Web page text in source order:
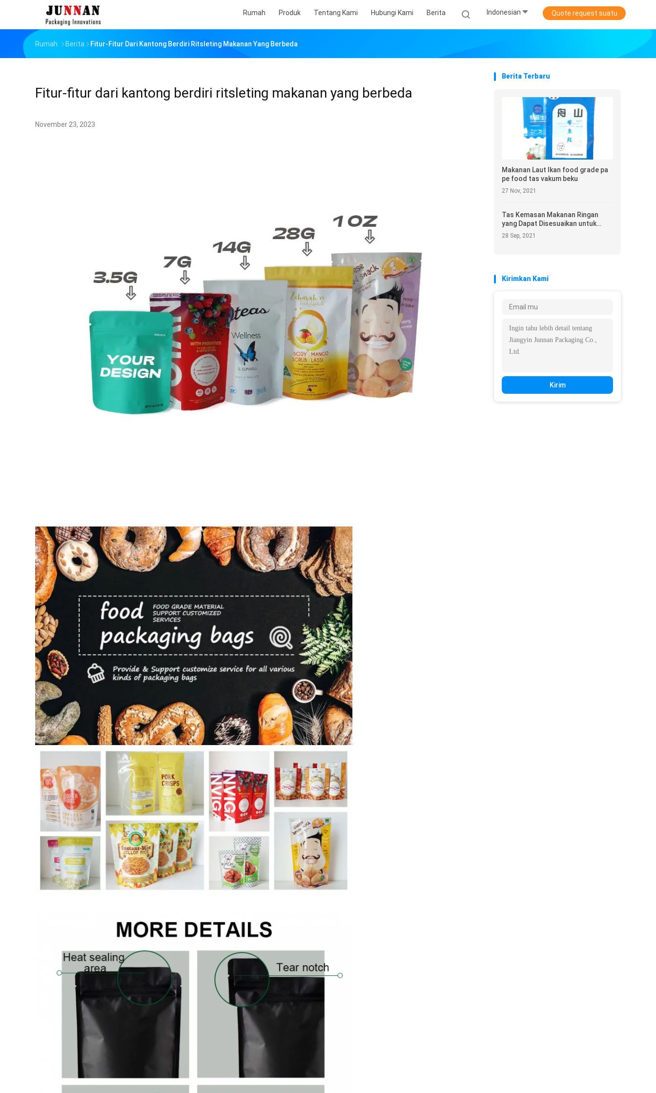
Rumah Produk Tentang Kami Hubungi Kami Berita Indonesian Quote request suatu
Rumah Berita Fitur-Fitur Dari Kantong Berdiri Ritsleting Makanan Yang Berbeda
Fitur-fitur dari kantong berdiri ritsleting makanan yang berbeda
November 23, 2023
Berita Terbaru
Makanan Laut Ikan food grade pa
pe food tas vakum beku
27 Nov, 2021
Tas Kemasan Makanan Ringan
yang Dapat Disesuaikan untuk
100g, 200g, 250g, 500g
28 Sep, 2021
Kirimkan Kami
Kirim